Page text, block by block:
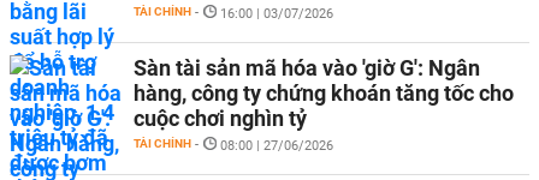
TÀI CHÍNH - 16:00 | 03/07/2026
Sàn tài sản mã hóa vào 'giờ G': Ngân
hàng, công ty chứng khoán tăng tốc cho
cuộc chơi nghìn tỷ
TÀI CHÍNH - 08:00 | 27/06/2026